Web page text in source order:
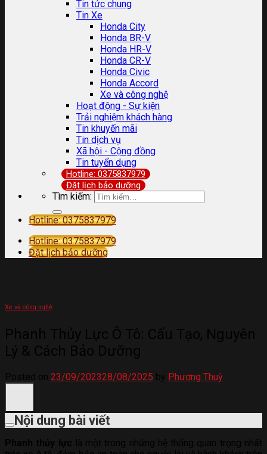
Tin tức chung
Tin Xe
Honda City
Honda BR-V
Honda HR-V
Honda CR-V
Honda Civic
Honda Accord
Xe và công nghệ
Hoạt động - Sự kiện
Trải nghiệm khách hàng
Tin khuyến mãi
Tin dịch vụ
Xã hội - Cộng đồng
Tin tuyển dụng
Hotline: 0375837979
Đặt lịch bảo dưỡng
Tìm kiếm:
Hotline: 0375837979
Hotline: 0375837979
Đặt lịch bảo dưỡng
Xe và công nghệ
23/09/202328/08/2025 Phương Thuỳ
Nội dung bài viết